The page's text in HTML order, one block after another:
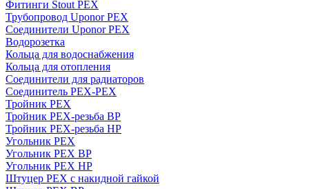
Фитинги Stout PEX
Трубопровод Uponor PEX
Соединители Uponor PEX
Водорозетка
Кольца для водоснабжения
Кольца для отопления
Соединители для радиаторов
Соединитель PEX-PEX
Тройник PEX
Тройник PEX-резьба ВР
Тройник PEX-резьба НР
Угольник PEX
Угольник PEX ВР
Угольник PEX НР
Штуцер PEX c накидной гайкой